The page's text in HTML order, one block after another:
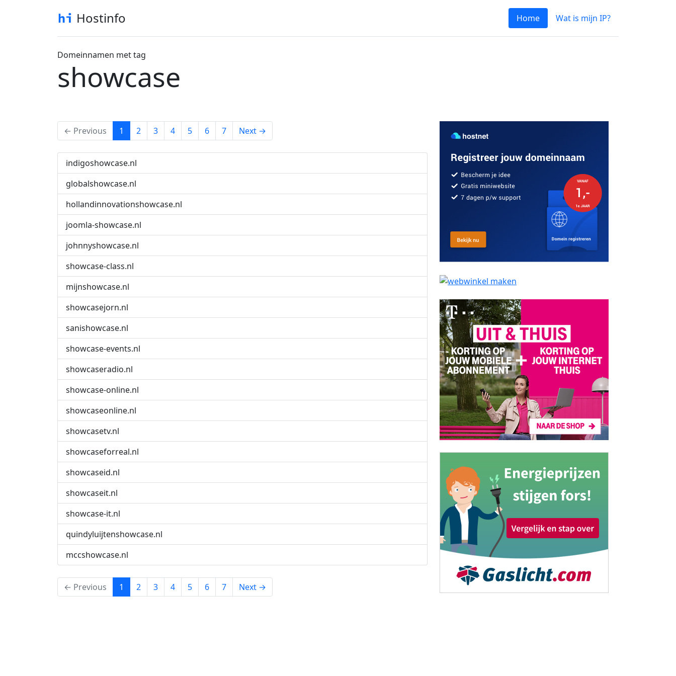
Hostinfo Home Wat is mijn IP?
Domeinnamen met tag
showcase
← Previous 1 (current)
2 3 4 5 6 7 Next →
indigoshowcase.nl
globalshowcase.nl
hollandinnovationshowcase.nl
joomla-showcase.nl
johnnyshowcase.nl
showcase-class.nl
mijnshowcase.nl
showcasejorn.nl
sanishowcase.nl
showcase-events.nl
showcaseradio.nl
showcase-online.nl
showcaseonline.nl
showcasetv.nl
showcaseforreal.nl
showcaseid.nl
showcaseit.nl
showcase-it.nl
quindyluijtenshowcase.nl
mccshowcase.nl
← Previous 1 (current)
2 3 4 5 6 7 Next →